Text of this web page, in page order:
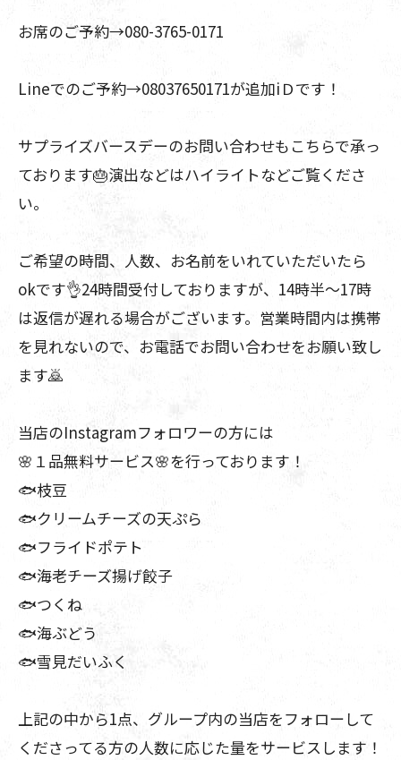
お席のご予約→080-3765-0171
Lineでのご予約→08037650171が追加iＤです！
サプライズバースデーのお問い合わせもこちらで承っ
ております🎂演出などはハイライトなどご覧くださ
い。
ご希望の時間、人数、お名前をいれていただいたら
okです👌24時間受付しておりますが、14時半〜17時
は返信が遅れる場合がございます。営業時間内は携帯
を見れないので、お電話でお問い合わせをお願い致し
ます🙇
当店のInstagramフォロワーの方には
🌸１品無料サービス🌸を行っております！
🐟枝豆
🐟クリームチーズの天ぷら
🐟フライドポテト
🐟海老チーズ揚げ餃子
🐟つくね
🐟海ぶどう
🐟雪見だいふく
上記の中から1点、グループ内の当店をフォローして
くださってる方の人数に応じた量をサービスします！